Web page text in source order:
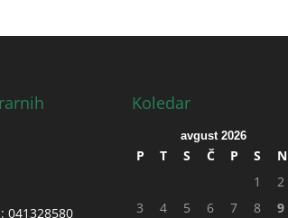
041328580
Koledar
avgust 2026
P T S Č P S
N
1
2
3
4 5 6 7 8 9